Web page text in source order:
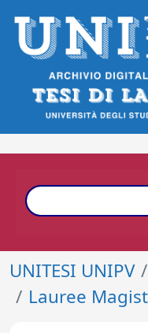
UNITESI UNIPV
Lauree